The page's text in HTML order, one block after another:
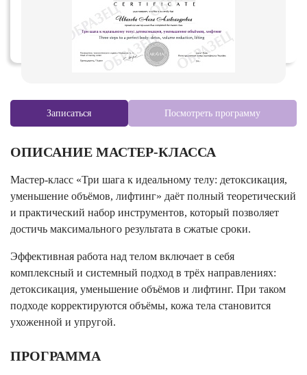
Записаться Посмотреть программу
ОПИСАНИЕ МАСТЕР-КЛАССА
Мастер-класс «Три шага к идеальному телу: детоксикация,
уменьшение объёмов, лифтинг» даёт полный теоретический
и практический набор инструментов, который позволяет
достичь максимального результата в сжатые сроки.
Эффективная работа над телом включает в себя
комплексный и системный подход в трёх направлениях:
детоксикация, уменьшение объёмов и лифтинг. При таком
подходе корректируются объёмы, кожа тела становится
ухоженной и упругой.
ПРОГРАММА